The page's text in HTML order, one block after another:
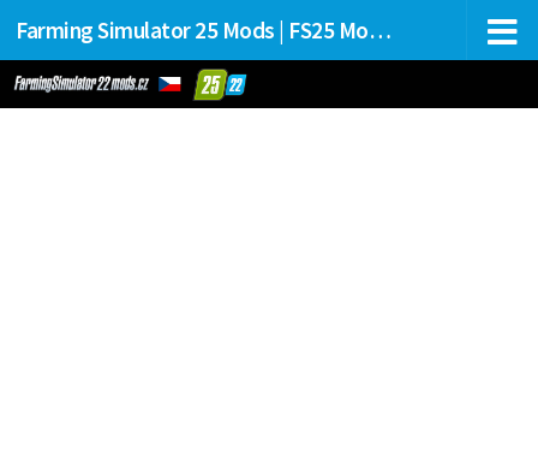
Farming Simulator 25 Mods | FS25 Mods Stahování